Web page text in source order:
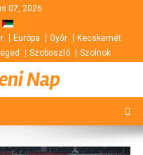
07, 2026
Európa Győr
Kecskemét
Szoboszló Szolnok
Nap